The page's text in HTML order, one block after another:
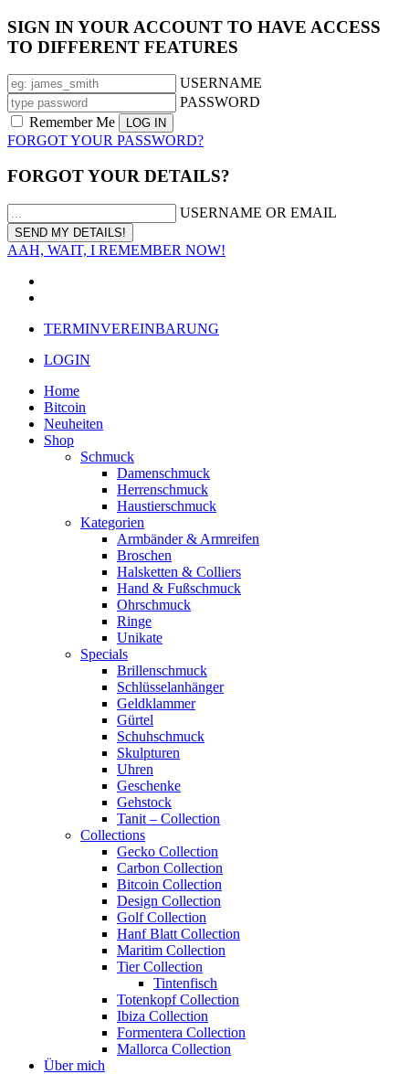
SIGN IN YOUR ACCOUNT TO HAVE ACCESS
TO DIFFERENT FEATURES
USERNAME
PASSWORD
Remember Me
FORGOT YOUR PASSWORD?
FORGOT YOUR DETAILS?
USERNAME OR EMAIL
AAH, WAIT, I REMEMBER NOW!
TERMINVEREINBARUNG
LOGIN
Home
Bitcoin
Neuheiten
Shop
Schmuck
Damenschmuck
Herrenschmuck
Haustierschmuck
Kategorien
Armbänder & Armreifen
Broschen
Halsketten & Colliers
Hand & Fußschmuck
Ohrschmuck
Ringe
Unikate
Specials
Brillenschmuck
Schlüsselanhänger
Geldklammer
Gürtel
Schuhschmuck
Skulpturen
Uhren
Geschenke
Gehstock
Tanit – Collection
Collections
Gecko Collection
Carbon Collection
Bitcoin Collection
Design Collection
Golf Collection
Hanf Blatt Collection
Maritim Collection
Tier Collection
Tintenfisch
Totenkopf Collection
Ibiza Collection
Formentera Collection
Mallorca Collection
Über mich